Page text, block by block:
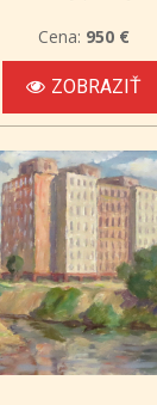
Cena: 950 €
ZOBRAZIŤ